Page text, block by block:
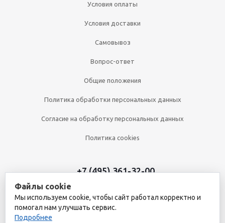
Условия оплаты
Условия доставки
Самовывоз
Вопрос-ответ
Общие положения
Политика обработки персональных данных
Согласие на обработку персональных данных
Политика cookies
+7 (495) 361-32-00
Файлы cookie
Мы используем cookie, чтобы сайт работал корректно и
помогал нам улучшать сервис.
Подробнее